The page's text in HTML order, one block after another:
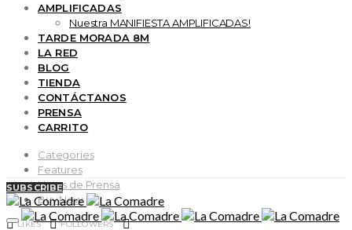
AMPLIFICADAS
Nuestra MANIFIESTA AMPLIFICADAS!
TARDE MORADA 8M
LA RED
BLOG
TIENDA
CONTÁCTANOS
PRENSA
CARRITO
Categories
Features
Notas de Prensa
Buy Now
LIKES FOLLOWERS
SUBSCRIBE